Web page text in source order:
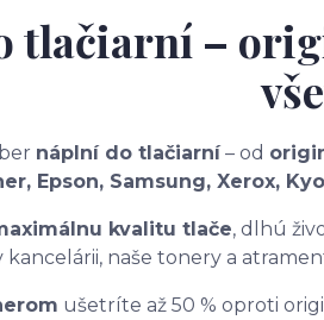
tlačiarní –
náplní do tlačiarní– od
Epson, Samsung, Xerox,
kvalitu tlače, dlhú
naše tonery a
ušetríte až 50 % oproti